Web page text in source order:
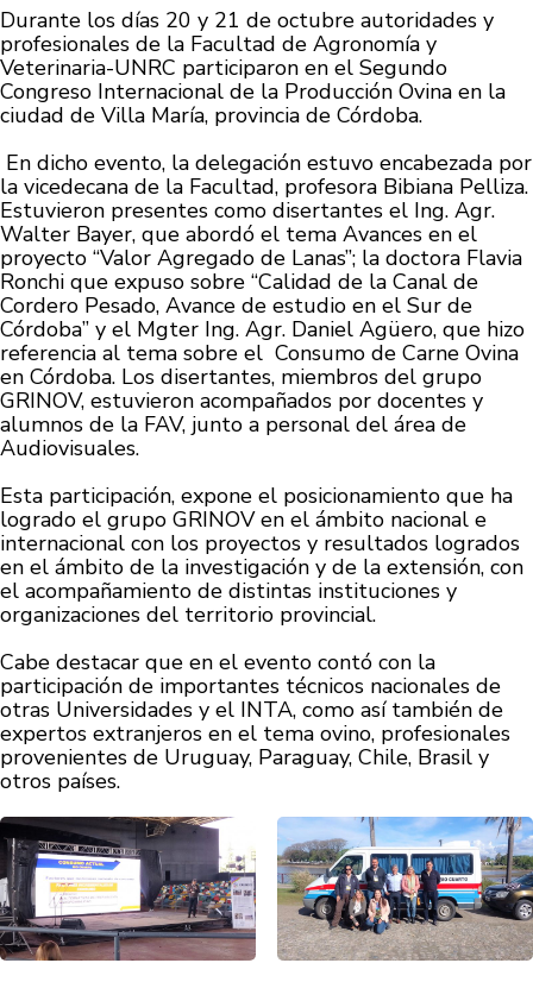
Durante los días 20 y 21 de octubre autoridades y
profesionales de la Facultad de Agronomía y
Veterinaria-UNRC participaron en el Segundo
Congreso Internacional de la Producción Ovina en la
ciudad de Villa María, provincia de Córdoba.
En dicho evento, la delegación estuvo encabezada por
la vicedecana de la Facultad, profesora Bibiana Pelliza.
Estuvieron presentes como disertantes el Ing. Agr.
Walter Bayer, que abordó el tema Avances en el
proyecto “Valor Agregado de Lanas”; la doctora Flavia
Ronchi que expuso sobre “Calidad de la Canal de
Cordero Pesado, Avance de estudio en el Sur de
Córdoba” y el Mgter Ing. Agr. Daniel Agüero, que hizo
referencia al tema sobre el Consumo de Carne Ovina
en Córdoba. Los disertantes, miembros del grupo
GRINOV, estuvieron acompañados por docentes y
alumnos de la FAV, junto a personal del área de
Audiovisuales.
Esta participación, expone el posicionamiento que ha
logrado el grupo GRINOV en el ámbito nacional e
internacional con los proyectos y resultados logrados
en el ámbito de la investigación y de la extensión, con
el acompañamiento de distintas instituciones y
organizaciones del territorio provincial.
Cabe destacar que en el evento contó con la
participación de importantes técnicos nacionales de
otras Universidades y el INTA, como así también de
expertos extranjeros en el tema ovino, profesionales
provenientes de Uruguay, Paraguay, Chile, Brasil y
otros países.